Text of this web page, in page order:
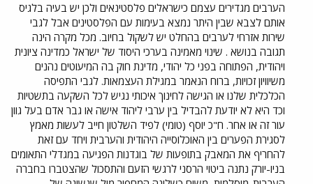
הערבים מגדירים עצמם כישראלים פלסטינאים ולכן יש בעיה בלגיס
אותם לצבא שבין היתר נמצא בעימות עם הפלסטינים אבל לגבי
שירות אזרחי לערבים בהחלט יש לשקול בחיוב. מכל מקרה הינה
תגובה בנושא . שינוי מאמינה בערכי היסוד של ישראל כמדינה ציונית
ויהודית, הפתוחה בפני כל יהודי, מדינת חוק בה המיעוטים נהנים
משיוויון זכויות, ברוח הנאמר במגילת העצמאות. לגבי התפיסה
הכלכלית שלנו או הגישה לחינוך איכותי נגיש לכל השקעה בתשטיות
וכד היא לא יודעת להבדיל בין ערבי ליהוד אישה או גבר אדם בעל גוון
עור זה או אחר. ח"כ יוסף (טומי) לפיד השלטון חייב לעשות מאמץ
לסגירת הפערים בין האוכלוסייה היהודית והערבית ויחד עם זאת
להחריף את המאבק בתופעות של בוגדנות הפגיעה במגדלי התאומים
בניו-יורק נתנה ביטוי הרסני לרגשי הזעם והתסכול שהצטברו בחברה